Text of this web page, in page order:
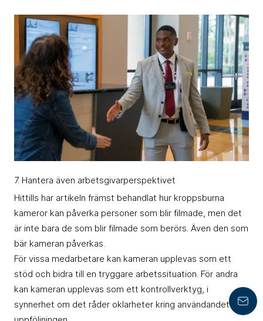
7. Hantera även arbetsgivarperspektivet
Hittills har artikeln främst behandlat hur kroppsburna
kameror kan påverka personer som blir filmade, men det
är inte bara de som blir filmade som berörs. Även den som
bär kameran påverkas.
För vissa medarbetare kan kameran upplevas som ett
stöd och bidra till en tryggare arbetssituation. För andra
kan kameran upplevas som ett kontrollverktyg, i
synnerhet om det råder oklarheter kring användandet och